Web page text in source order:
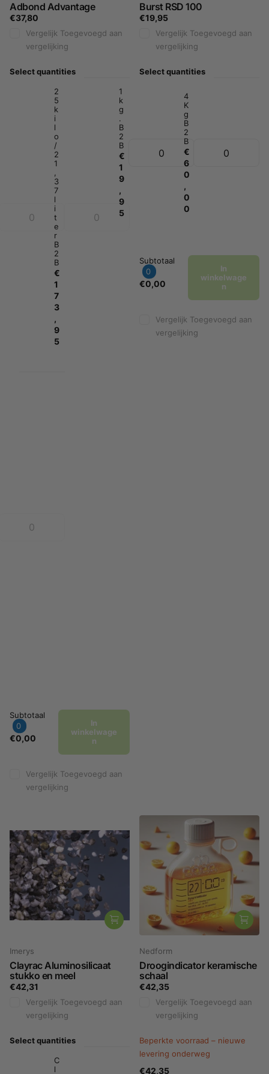
Adbond Advantage
€37,80
Vergelijk Toegevoegd aan
vergelijking
Select quantities
2
5
k
i
l
o
/
2
1
3
7
l
i
t
e
r
B
2
B
€
1
7
3
,
9
5
Subtotaal
0
€0,00
In
winkelwage
n
Vergelijk Toegevoegd aan
vergelijking
Burst RSD 100
€19,95
Vergelijk Toegevoegd aan
vergelijking
Select quantities
1
k
g
.
B
2
B
€
1
9
,
9
5
4
K
g
B
2
B
€
6
0
,
0
0
Subtotaal
0
€0,00
In
winkelwage
n
Vergelijk Toegevoegd aan
vergelijking
Imerys
Clayrac Aluminosilicaat
stukko en meel
€42,31
Vergelijk Toegevoegd aan
vergelijking
Select quantities
C
l
Nedform
Droogindicator keramische
schaal
€42,35
Vergelijk Toegevoegd aan
vergelijking
Beperkte voorraad – nieuwe
levering onderweg
€42,35